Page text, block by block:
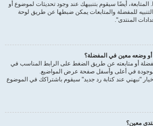
المتابعة، أيضًا سيقوم بتنبيهك عند وجود تحديثات لموضوع أو
للمفضلة والمتابعات يمكن ضبطها عن طريق لوحة
المنتدى".
وضعه معين في المفضلة؟
أو متابعته عن طريق الضغط على الرابط المناسب في
في أعلى وأسفل صفحة عرض المواضيع.
"نبهني عند كتابة رد جديد" سيقوم باشتراكك في الموضوع
معين؟